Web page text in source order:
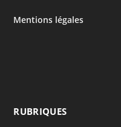
Mentions légales
RUBRIQUES